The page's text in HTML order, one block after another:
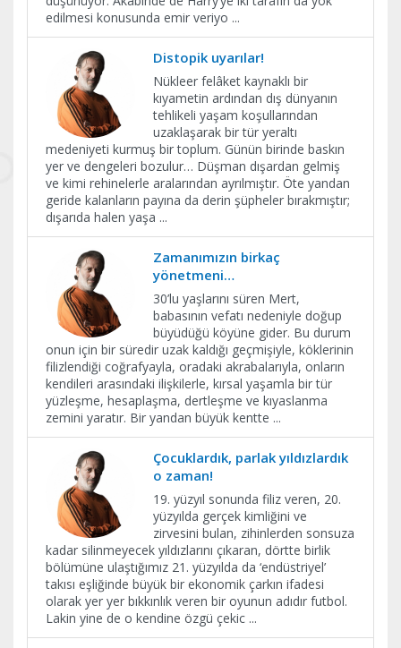
edilmesi konusunda emir veriyo ...
Distopik uyarılar!
Nükleer felâket kaynaklı bir
kıyametin ardından dış dünyanın
tehlikeli yaşam koşullarından
uzaklaşarak bir tür yeraltı
medeniyeti kurmuş bir toplum. Günün birinde baskın
yer ve dengeleri bozulur… Düşman dışardan gelmiş
ve kimi rehinelerle aralarından ayrılmıştır. Öte yandan
geride kalanların payına da derin şüpheler bırakmıştır;
dışarıda halen yaşa ...
Zamanımızın birkaç
yönetmeni…
30’lu yaşlarını süren Mert,
babasının vefatı nedeniyle doğup
büyüdüğü köyüne gider. Bu durum
onun için bir süredir uzak kaldığı geçmişiyle, köklerinin
filizlendiği coğrafyayla, oradaki akrabalarıyla, onların
kendileri arasındaki ilişkilerle, kırsal yaşamla bir tür
yüzleşme, hesaplaşma, dertleşme ve kıyaslanma
zemini yaratır. Bir yandan büyük kentte ...
Çocuklardık, parlak yıldızlardık
o zaman!
19. yüzyıl sonunda filiz veren, 20.
yüzyılda gerçek kimliğini ve
zirvesini bulan, zihinlerden sonsuza
kadar silinmeyecek yıldızlarını çıkaran, dörtte birlik
bölümüne ulaştığımız 21. yüzyılda da ‘endüstriyel’
takısı eşliğinde büyük bir ekonomik çarkın ifadesi
olarak yer yer bıkkınlık veren bir oyunun adıdır futbol.
Lakin yine de o kendine özgü çekic ...